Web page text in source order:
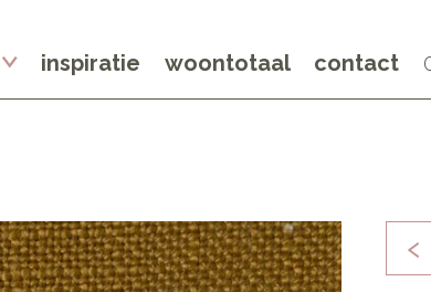
inspiratie woontotaal contact